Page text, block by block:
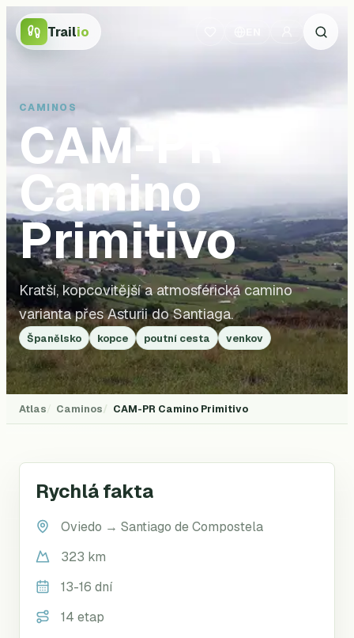
Trailio
CAMINOS
CAM-PR
Camino
Primitivo
Kratší, kopcovitější a atmosférická camino
varianta přes Asturii do Santiaga.
Španělsko kopce poutní cesta venkov
Atlas Caminos CAM-PR Camino Primitivo
Rychlá fakta
Oviedo → Santiago de Compostela
323 km
13-16 dní
14 etap